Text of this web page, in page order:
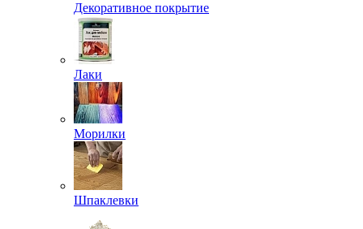
Декоративное покрытие
Лаки
Морилки
Шпаклевки